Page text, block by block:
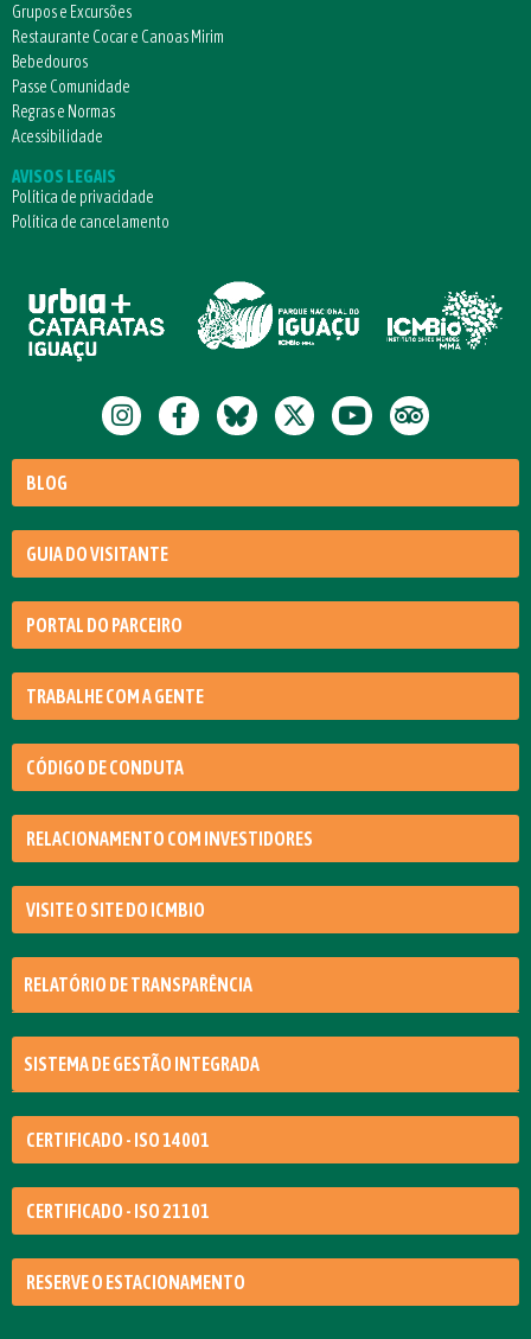
Grupos e Excursões
Restaurante Cocar e Canoas Mirim
Bebedouros
Passe Comunidade
Regras e Normas
Acessibilidade
AVISOS LEGAIS
Política de privacidade
Política de cancelamento
BLOG
GUIA DO VISITANTE
PORTAL DO PARCEIRO
TRABALHE COM A GENTE
CÓDIGO DE CONDUTA
RELACIONAMENTO COM INVESTIDORES
VISITE O SITE DO ICMBIO
RELATÓRIO DE TRANSPARÊNCIA
SISTEMA DE GESTÃO INTEGRADA
CERTIFICADO - ISO 14001
CERTIFICADO - ISO 21101
RESERVE O ESTACIONAMENTO